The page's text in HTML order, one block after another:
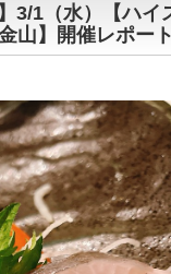
3/1（水）【ハイ
山】開催レポート